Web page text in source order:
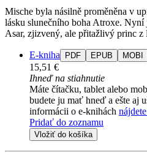
Mische byla násilně proměněna v
lásku slunečního boha Atroxe.
Asar, zjizvený, ale přitažlivý princ
E-kniha PDF EPUB MOBI
15,51 €
Ihneď na stiahnutie
Máte čítačku, tablet alebo
budete ju mať hneď a ešte aj
informácii o e-knihách
Pridať do zoznamu
Vložiť do košíka